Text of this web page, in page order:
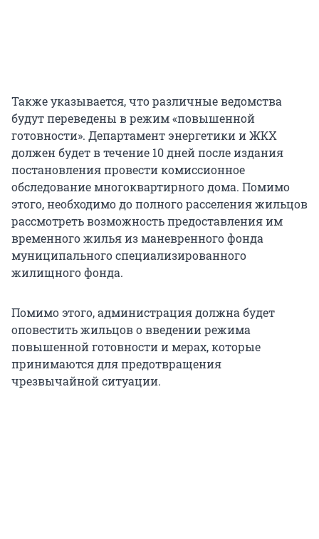
Также указывается, что различные ведомства
будут переведены в режим «повышенной
готовности». Департамент энергетики и ЖКХ
должен будет в течение 10 дней после издания
постановления провести комиссионное
обследование многоквартирного дома. Помимо
этого, необходимо до полного расселения жильцов
рассмотреть возможность предоставления им
временного жилья из маневренного фонда
муниципального специализированного
жилищного фонда.
Помимо этого, администрация должна будет
оповестить жильцов о введении режима
повышенной готовности и мерах, которые
принимаются для предотвращения
чрезвычайной ситуации.